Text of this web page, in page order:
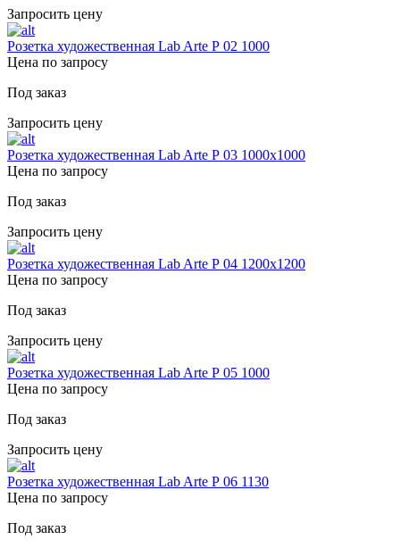
Запросить цену
Розетка художественная Lab Arte Р 02 1000
Цена по запросу
Под заказ
Запросить цену
Розетка художественная Lab Arte Р 03 1000х1000
Цена по запросу
Под заказ
Запросить цену
Розетка художественная Lab Arte Р 04 1200х1200
Цена по запросу
Под заказ
Запросить цену
Розетка художественная Lab Arte Р 05 1000
Цена по запросу
Под заказ
Запросить цену
Розетка художественная Lab Arte Р 06 1130
Цена по запросу
Под заказ